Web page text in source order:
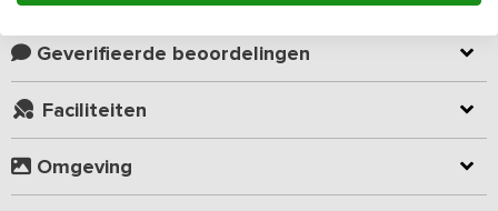
gezamenlijk kunt eten. De keuken is van alle gemakken voorzien
vaatwasmachine.
Het thema: “Ik hou van Holland” is tot in de details doorgevoerd.
Zo hebben alle slaapkamers bijvoorbeeld oude kinderliedjes als
thema. Het Delfts-blauw voert de boventoon en de wandlampjes
zijn gemaakt van oude klompen. De stoffige, gehaakte kleedjes uit
oma’s kast zijn aan een tweede leven als wanddecoratie
Geverifieerde beoordelingen
Faciliteiten
Omgeving